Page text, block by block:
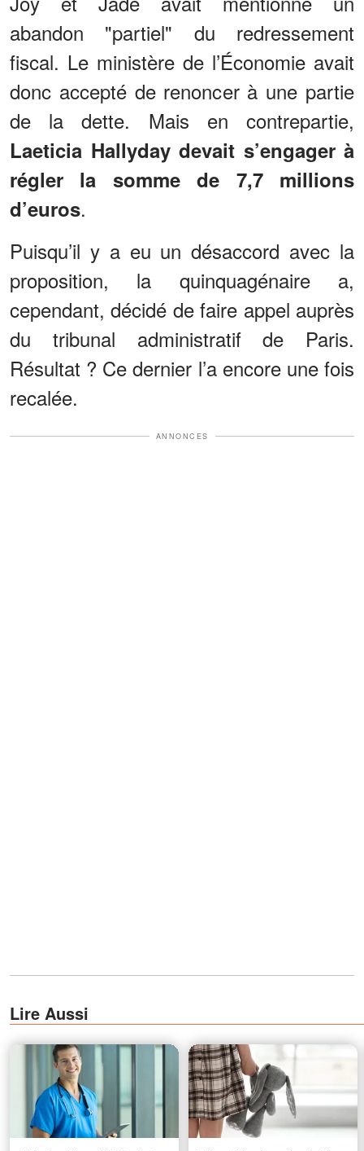
abandon "partiel" du redressement
fiscal. Le ministère de l’Économie avait
donc accepté de renoncer à une partie
de la dette. Mais en contrepartie,
Laeticia Hallyday devait s’engager à
régler la somme de 7,7 millions
d’euros.
Puisqu’il y a eu un désaccord avec la
proposition, la quinquagénaire a,
cependant, décidé de faire appel auprès
du tribunal administratif de Paris.
Résultat ? Ce dernier l’a encore une fois
recalée.
ANNONCES
Lire Aussi